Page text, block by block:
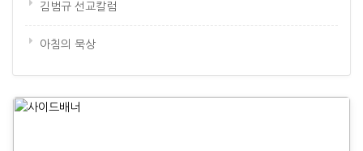
김범규 선교칼럼
아침의 묵상